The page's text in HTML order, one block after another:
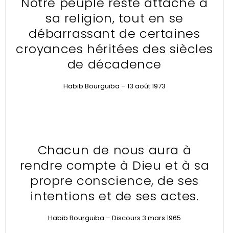
sa religion, tout en se
débarrassant de certaines
croyances héritées des siècles
de décadence
Habib Bourguiba – 13 août 1973
Chacun de nous aura à
rendre compte à Dieu et à sa
propre conscience, de ses
intentions et de ses actes.
Habib Bourguiba – Discours 3 mars 1965